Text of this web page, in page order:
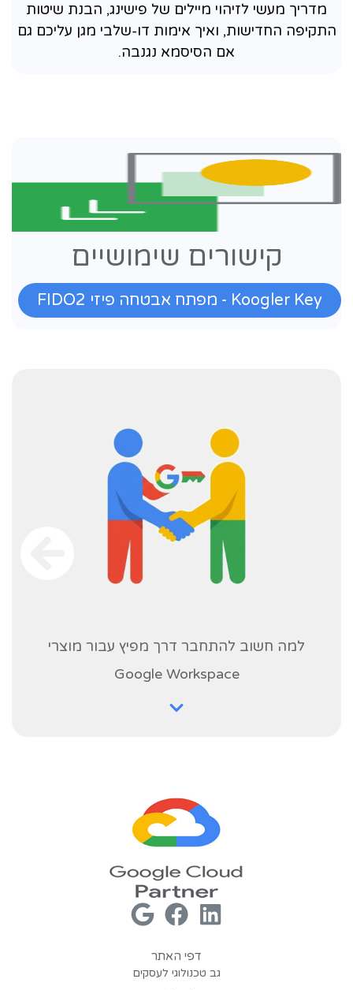
מדריך מעשי לזיהוי מיילים של פישינג, הבנת שיטות
התקיפה החדישות, ואיך אימות דו-שלבי מגן עליכם גם
אם הסיסמא נגנבה.
קישורים שימושיים
Koogler Key - מפתח אבטחה פיזי FIDO2
למה חשוב להתחבר דרך מפיץ עבור מוצרי
Google Workspace
דפי האתר
גב טכנולוגי לעסקים